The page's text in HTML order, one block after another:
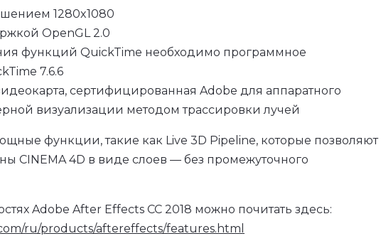
1280x1080
OpenGL 2.0
функций QuickTime необходимо программное
7.6.6
сертифицированная Adobe для аппаратного
визуализации методом трассировки лучей
функции, такие как Live 3D Pipeline, которые позволяют
CINEMA 4D в виде слоев — без промежуточного
Adobe After Effects CC 2018 можно почитать здесь:
ru/products/aftereffects/features.html